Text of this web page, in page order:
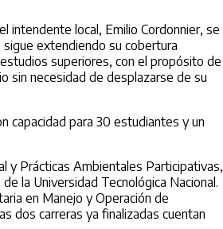
intendente local, Emilio Cordonnier, se
sigue extendiendo su cobertura
superiores, con el propósito de
sin necesidad de desplazarse de su
capacidad para 30 estudiantes y un
y Prácticas Ambientales Participativas,
la Universidad Tecnológica Nacional.
en Manejo y Operación de
dos carreras ya finalizadas cuentan